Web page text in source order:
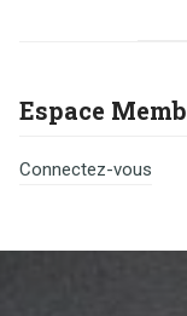
Espace
Connectez-vous